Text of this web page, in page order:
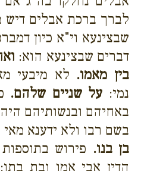
לברך ברכת אבלים דיש
שבצינעא וי"א כיון
דברים שבצינעא הוא:
בין מאמו. לא מיבעי
נמי: על שניים שלהם.
באחיהם ובנשותיהם
בשם רבו ולא ידענא
בן בנו. פירוש
הדין אבי אמו ובת בתו: